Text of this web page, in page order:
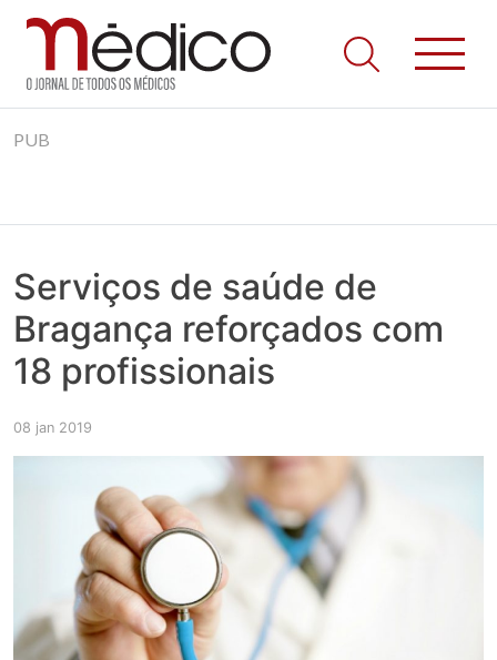
to
Jornal Médico
Médico – O Jornal de Todos os Médicos. Onde as notícias
realmente contam! Tudo o que se passa na Saúde!
PUB
Serviços de saúde de
Bragança reforçados com
18 profissionais
08 jan 2019